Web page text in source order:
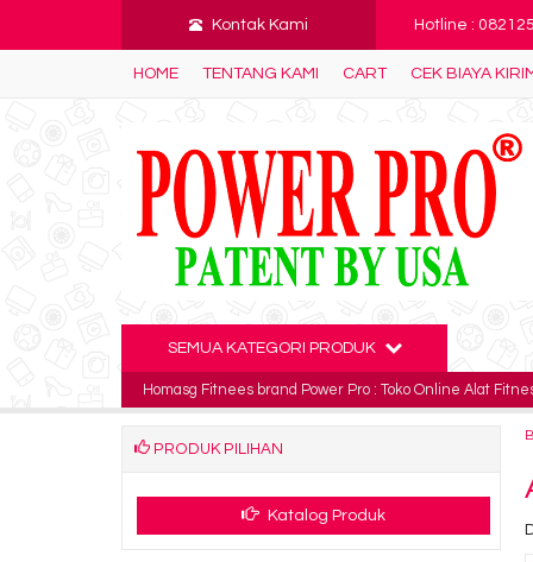
Kontak Kami Hotline :
HOME TENTANG KAMI CART CEK BIAYA
SEMUA KATEGORI PRODUK
Homasg Fitnees brand Power Pro : Toko Online Alat
PRODUK PILIHAN
Katalog Produk